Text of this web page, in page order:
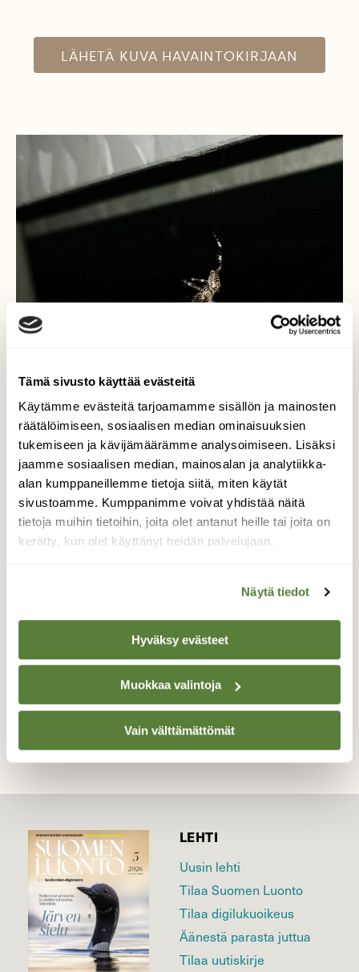
Tämä sivusto käyttää evästeitä
Käytämme evästeitä tarjoamamme sisällön ja mainosten
räätälöimiseen, sosiaalisen median ominaisuuksien
tukemiseen ja kävijämäärämme analysoimiseen. Lisäksi
jaamme sosiaalisen median, mainosalan ja analytiikka-
alan kumppaneillemme tietoja siitä, miten käytät
sivustoamme. Kumppanimme voivat yhdistää näitä
tietoja muihin tietoihin, joita olet antanut heille tai joita on
kerätty, kun olet käyttänyt heidän palvelujaan.
Näytä tiedot
Hyväksy evästeet
Muokkaa valintoja
Vain välttämättömät
LÄHETÄ KUVA HAVAINTOKIRJAAN
Karme rotiska riippui sillan
kaiteen alla
Olimme Mönnin sillalla ihastelemassa
auringolaskua, kun näimme tämän karmean
hämähäkin riippuvan sillankaiteesta. Mikä
Valokuvaaja: Jaana Saarelainen, Mönni, Kontiolahti
11.8.21
TAKAISIN LISTAAN
LEHTI
Uusin lehti
Tilaa Suomen Luonto
Tilaa digilukuoikeus
Äänestä parasta juttua
Tilaa uutiskirje